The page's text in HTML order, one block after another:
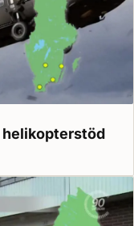
helikopterstöd